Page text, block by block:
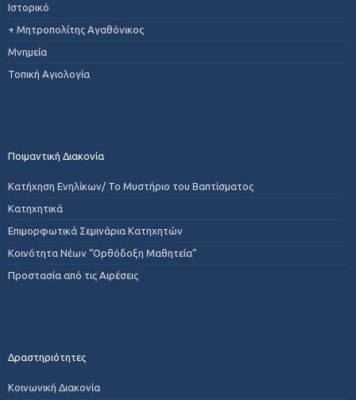
Ιστορικό
+ Μητροπολίτης Αγαθόνικος
Μνημεία
Τοπική Αγιολογία
Ποιμαντική Διακονία
Κατήχηση Ενηλίκων/ Το Μυστήριο του Βαπτίσματος
Κατηχητικά
Επιμορφωτικά Σεμινάρια Κατηχητών
Κοινότητα Νέων “Ορθόδοξη Μαθητεία”
Προστασία από τις Αιρέσεις
Δραστηριότητες
Κοινωνική Διακονία